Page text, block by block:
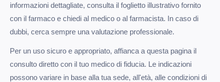
informazioni dettagliate, consulta il foglietto illustrativo fornito
con il farmaco e chiedi al medico o al farmacista. In caso di
dubbi, cerca sempre una valutazione professionale.
Per un uso sicuro e appropriato, affianca a questa pagina il
consulto diretto con il tuo medico di fiducia. Le indicazioni
possono variare in base alla tua sede, all'età, alle condizioni di